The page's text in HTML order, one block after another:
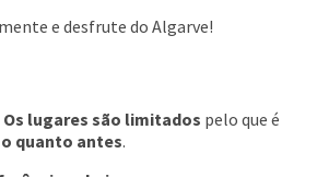
e desfrute do Algarve!
Os lugares são limitados pelo que é
quanto antes.